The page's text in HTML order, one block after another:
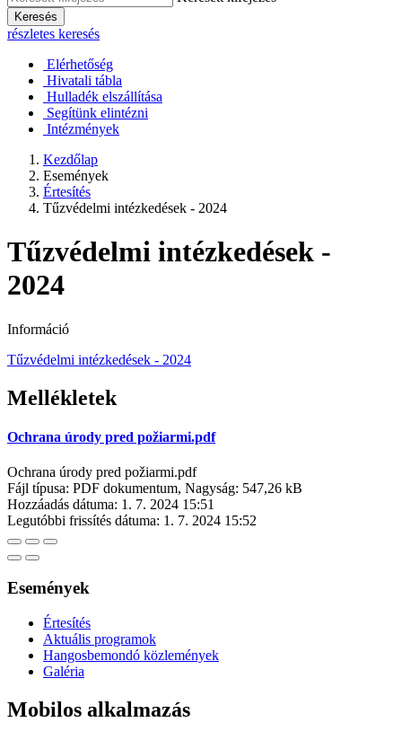
Keresés
részletes keresés
Elérhetőség
Hivatali tábla
Hulladék elszállítása
Segítünk elintézni
Intézmények
Kezdőlap
Események
Értesítés
Tűzvédelmi intézkedések - 2024
Tűzvédelmi intézkedések -
2024
Információ
Tűzvédelmi intézkedések - 2024
Mellékletek
Ochrana úrody pred požiarmi.pdf
Ochrana úrody pred požiarmi.pdf
Fájl típusa: PDF dokumentum, Nagyság: 547,26 kB
Hozzáadás dátuma: 1. 7. 2024 15:51
Legutóbbi frissítés dátuma: 1. 7. 2024 15:52
Események
Értesítés
Aktuális programok
Hangosbemondó közlemények
Galéria
Mobilos alkalmazás